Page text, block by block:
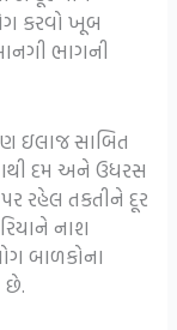
કરવો ખૂબ
ભાગની
ઇલાજ સાબિત
દમ અને ઉધરસ
રહેલ તકતીને દૂર
નાશ
બાળકોના
છે.